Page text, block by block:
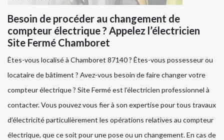
Besoin de procéder au changement de
compteur électrique ? Appelez l’électricien
Site Fermé Chamboret
Êtes-vous localisé à Chamboret 87140 ? Êtes-vous possesseur ou
locataire de bâtiment ? Avez-vous besoin de faire changer votre
compteur électrique ? Site Fermé est l’électricien professionnel à
contacter. Vous pouvez vous fier à son expertise pour tous travaux
d’électricité particulièrement les opérations relatives au compteur
électrique, que ce soit pour une pose ou un changement. En cas de